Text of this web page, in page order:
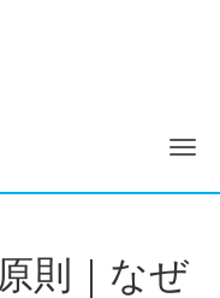
ナ
則｜なぜ